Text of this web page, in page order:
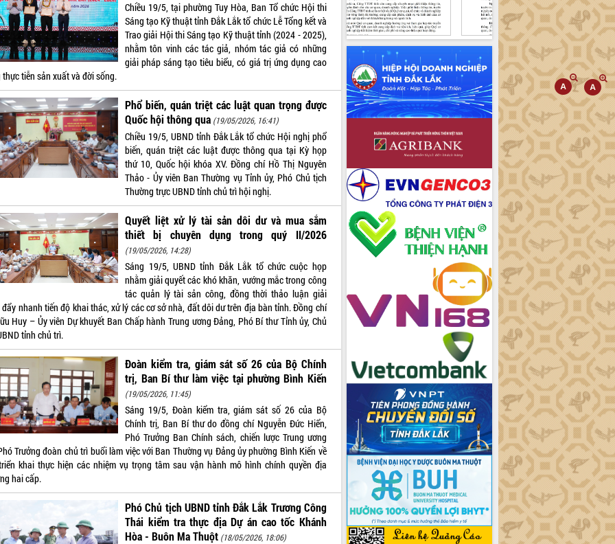
Chiều 19/5, tại phường Tuy Hòa, Ban Tổ chức Hội thi
Sáng tạo Kỹ thuật tỉnh Đắk Lắk tổ chức Lễ Tổng kết và
Trao giải Hội thi Sáng tạo Kỹ thuật tỉnh (2024 - 2025),
nhằm tôn vinh các tác giả, nhóm tác giả có những
giải pháp sáng tạo tiêu biểu, có giá trị ứng dụng cao
thực tiễn sản xuất và đời sống.
Phổ biến, quán triệt các luật quan trọng được
Quốc hội thông qua (19/05/2026, 16:41)
Chiều 19/5, UBND tỉnh Đắk Lắk tổ chức Hội nghị phổ
biến, quán triệt các luật được thông qua tại Kỳ họp
thứ 10, Quốc hội khóa XV. Đồng chí Hồ Thị Nguyên
Thảo - Ủy viên Ban Thường vụ Tỉnh ủy, Phó Chủ tịch
Thường trực UBND tỉnh chủ trì hội nghị.
Quyết liệt xử lý tài sản dôi dư và mua sắm
thiết bị chuyên dụng trong quý II/2026
(19/05/2026, 14:28)
Sáng 19/5, UBND tỉnh Đắk Lắk tổ chức cuộc họp
nhằm giải quyết các khó khăn, vướng mắc trong công
tác quản lý tài sản công, đồng thời thảo luận giải
nhanh tiến độ khai thác, xử lý các cơ sở nhà, đất dôi dư trên địa bàn tỉnh. Đồng chí
Huy – Ủy viên Dự khuyết Ban Chấp hành Trung ương Đảng, Phó Bí thư Tỉnh ủy, Chủ
tỉnh chủ trì.
Đoàn kiểm tra, giám sát số 26 của Bộ Chính
trị, Ban Bí thư làm việc tại phường Bình Kiến
(19/05/2026, 11:45)
Sáng 19/5, Đoàn kiểm tra, giám sát số 26 của Bộ
Chính trị, Ban Bí thư do đồng chí Nguyễn Đức Hiển,
Phó Trưởng Ban Chính sách, chiến lược Trung ương
Trưởng đoàn chủ trì buổi làm việc với Ban Thường vụ Đảng ủy phường Bình Kiến về
khai thực hiện các nhiệm vụ trọng tâm sau vận hành mô hình chính quyền địa
hai cấp.
Phó Chủ tịch UBND tỉnh Đắk Lắk Trương Công
Thái kiểm tra thực địa Dự án cao tốc Khánh
Hòa - Buôn Ma Thuột (18/05/2026, 18:06)